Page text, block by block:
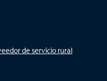
de servicio rural